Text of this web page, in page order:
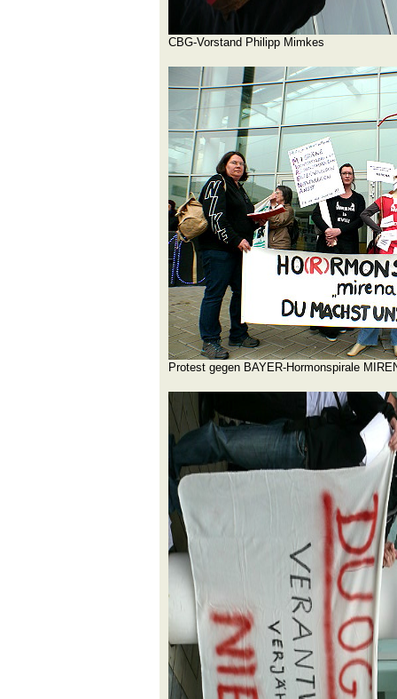
CBG-Vorstand Philipp Mimkes
Protest gegen BAYER-Hormonspirale